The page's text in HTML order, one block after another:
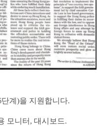
계)을 지원합니다.
모니터, 대시보드.